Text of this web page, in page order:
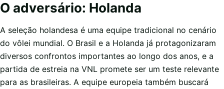
O adversário: Holanda
A seleção holandesa é uma equipe tradicional no cenário
do vôlei mundial. O Brasil e a Holanda já protagonizaram
diversos confrontos importantes ao longo dos anos, e a
partida de estreia na VNL promete ser um teste relevante
para as brasileiras. A equipe europeia também buscará